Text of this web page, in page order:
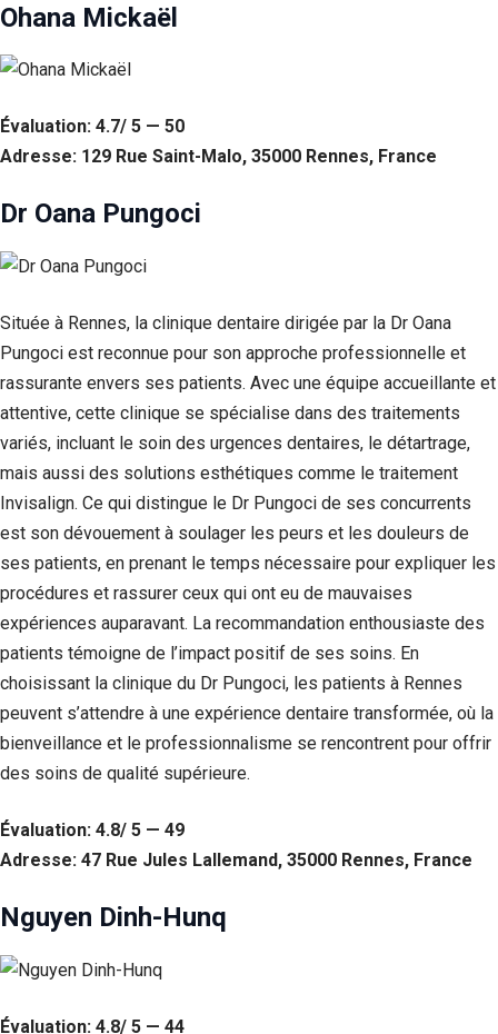
Ohana Mickaël
Évaluation: 4.7/ 5 — 50
Adresse: 129 Rue Saint-Malo, 35000 Rennes, France
Dr Oana Pungoci
Située à Rennes, la clinique dentaire dirigée par la Dr Oana
Pungoci est reconnue pour son approche professionnelle et
rassurante envers ses patients. Avec une équipe accueillante et
attentive, cette clinique se spécialise dans des traitements
variés, incluant le soin des urgences dentaires, le détartrage,
mais aussi des solutions esthétiques comme le traitement
Invisalign. Ce qui distingue le Dr Pungoci de ses concurrents
est son dévouement à soulager les peurs et les douleurs de
ses patients, en prenant le temps nécessaire pour expliquer les
procédures et rassurer ceux qui ont eu de mauvaises
expériences auparavant. La recommandation enthousiaste des
patients témoigne de l’impact positif de ses soins. En
choisissant la clinique du Dr Pungoci, les patients à Rennes
peuvent s’attendre à une expérience dentaire transformée, où la
bienveillance et le professionnalisme se rencontrent pour offrir
des soins de qualité supérieure.
Évaluation: 4.8/ 5 — 49
Adresse: 47 Rue Jules Lallemand, 35000 Rennes, France
Nguyen Dinh-Hunq
Évaluation: 4.8/ 5 — 44